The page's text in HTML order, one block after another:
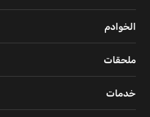
الخوادم
ملحقات
خدمات